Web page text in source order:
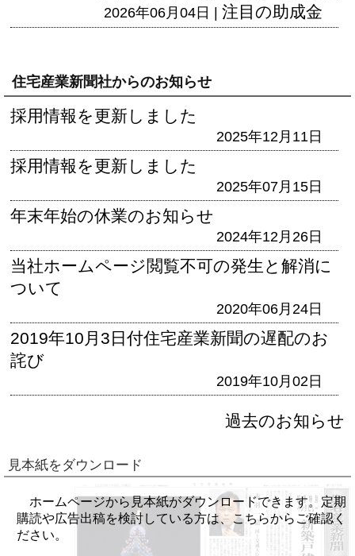
2026年06月04日 | 注目の助成金
住宅産業新聞社からのお知らせ
採用情報を更新しました
2025年12月11日
採用情報を更新しました
2025年07月15日
年末年始の休業のお知らせ
2024年12月26日
当社ホームページ閲覧不可の発生と解消に
ついて
2020年06月24日
2019年10月3日付住宅産業新聞の遅配のお
詫び
2019年10月02日
過去のお知らせ
見本紙をダウンロード
ホームページから見本紙がダウンロードできます。定期
購読や広告出稿を検討している方は、こちらからご確認く
ださい。